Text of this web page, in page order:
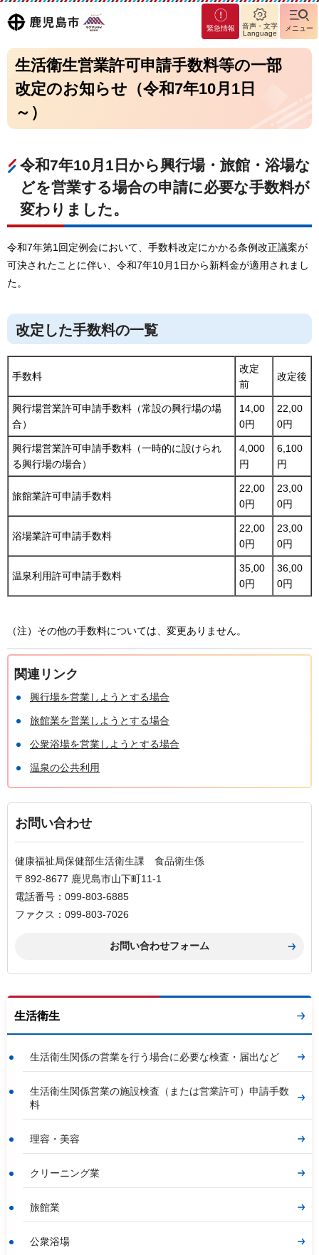
鹿児島
市
マグ
マシ
ティ
鹿児
島市
緊急情報
音声・文字
Language
メニュー
生活衛生営業許可申請手数料等の一部
改定のお知らせ（令和7年10月1日
～）
令和7年10月1日から興行場・旅館・浴場な
どを営業する場合の申請に必要な手数料が
変わりました。
令和7年第1回定例会において、手数料改定にかかる条例改正議案が
可決されたことに伴い、令和7年10月1日から新料金が適用されまし
た。
改定した手数料の一覧
手数料
改定
前
改定後
興行場営業許可申請手数料（常設の興行場の場
合）
14,00
0円
22,00
0円
興行場営業許可申請手数料（一時的に設けられ
る興行場の場合）
4,000
円
6,100
円
旅館業許可申請手数料
22,00
0円
23,00
0円
浴場業許可申請手数料
22,00
0円
23,00
0円
温泉利用許可申請手数料
35,00
0円
36,00
0円
（注）その他の手数料については、変更ありません。
関連リンク
興行場を営業しようとする場合
旅館業を営業しようとする場合
公衆浴場を営業しようとする場合
温泉の公共利用
お問い合わせ
健康福祉局保健部生活衛生課 食品衛生係
〒892-8677 鹿児島市山下町11-1
電話番号：099-803-6885
ファクス：099-803-7026
生活衛生
生活衛生関係の営業を行う場合に必要な検査・届出など
生活衛生関係営業の施設検査（または営業許可）申請手数
料
理容・美容
クリーニング業
旅館業
公衆浴場